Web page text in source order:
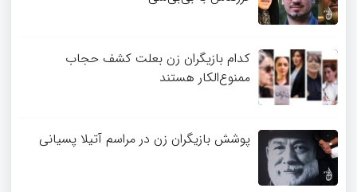
کدام بازیگران زن بعلت کشف حجاب
ممنوع‌الکار هستند
پوشش بازیگران زن در مراسم آتیلا پسیانی